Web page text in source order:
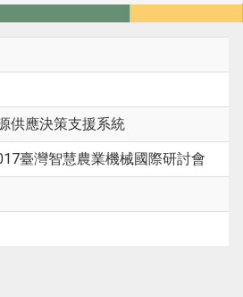
供應決策支援系統
臺灣智慧農業機械國際研討會